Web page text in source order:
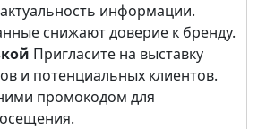
информации.
снижают доверие к бренду.
Пригласите на выставку
и потенциальных клиентов.
промокодом для